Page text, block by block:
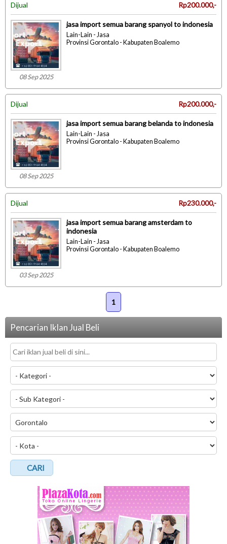
Dijual Rp200.000,-
08 Sep 2025
jasa import semua barang spanyol to indonesia
Lain-Lain - Jasa
Provinsi Gorontalo - Kabupaten Boalemo
Dijual Rp200.000,-
08 Sep 2025
jasa import semua barang belanda to indonesia
Lain-Lain - Jasa
Provinsi Gorontalo - Kabupaten Boalemo
Dijual Rp230.000,-
03 Sep 2025
jasa import semua barang amsterdam to
indonesia
Lain-Lain - Jasa
Provinsi Gorontalo - Kabupaten Boalemo
1
Pencarian Iklan Jual Beli
CARI